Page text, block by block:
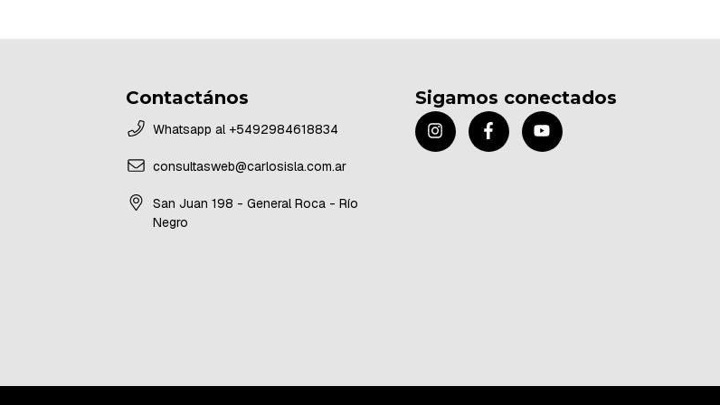
Contactános
Whatsapp al +5492984618834
consultasweb@carlosisla.com.ar
San Juan 198 - General Roca - Río
Negro
Sigamos conectados